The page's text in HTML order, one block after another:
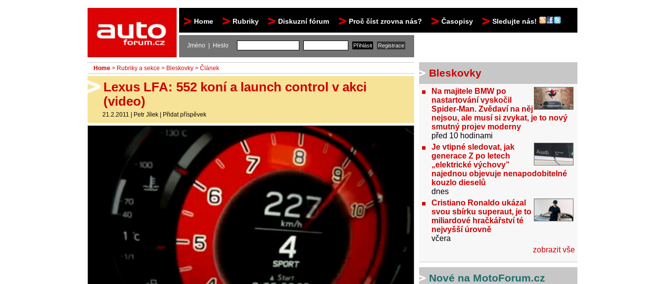
Home Rubriky Diskuzní fórum Proč číst zrovna nás? Časopisy Sledujte nás!
Jméno | Heslo
Home > Rubriky a sekce > Bleskovky > Článek
Lexus LFA: 552 koní a launch control v akci
(video)
21.2.2011 | Petr Jílek | Přidat příspěvek
Bleskovky
Na majitele BMW po
nastartování vyskočil
Spider-Man. Zvědaví na něj
nejsou, ale musí si zvykat, je to nový
smutný projev moderny
před 10 hodinami
Je vtipné sledovat, jak
generace Z po letech
„elektrické výchovy”
najednou objevuje nenapodobitelné
kouzlo dieselů
dnes
Cristiano Ronaldo ukázal
svou sbírku superaut, je to
miliardové hračkářství té
nejvyšší úrovně
včera
zobrazit vše
Nové na MotoForum.cz